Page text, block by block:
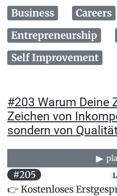
Business
Careers
Entrepreneurship
Self Improvement
#203 Warum Deine
Zeichen von
sondern von
#205
👉 Kostenloses